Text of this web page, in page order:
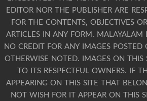
EDITOR NOR THE PUBLISHER ARE
FOR THE CONTENTS, OBJECTIVES
ARTICLES IN ANY FORM. MALAYALAM
NO CREDIT FOR ANY IMAGES POSTED
OTHERWISE NOTED. IMAGES ON THIS
TO ITS RESPECTFUL OWNERS. IF
APPEARING ON THIS SITE THAT
NOT WISH FOR IT APPEAR ON THIS